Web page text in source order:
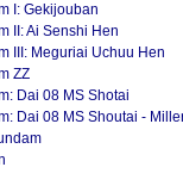
I: Gekijouban
II: Ai Senshi Hen
III: Meguriai Uchuu Hen
ZZ
Dai 08 MS Shotai
Dai 08 MS Shoutai -